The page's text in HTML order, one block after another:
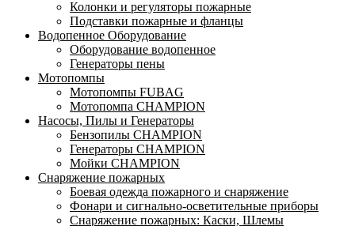
Колонки и регуляторы пожарные
Подставки пожарные и фланцы
Водопенное Оборудование
Оборудование водопенное
Генераторы пены
Мотопомпы
Мотопомпы FUBAG
Мотопомпа CHAMPION
Насосы, Пилы и Генераторы
Бензопилы CHAMPION
Генераторы CHAMPION
Мойки CHAMPION
Снаряжение пожарных
Боевая одежда пожарного и снаряжение
Фонари и сигнально-осветительные приборы
Снаряжение пожарных: Каски, Шлемы